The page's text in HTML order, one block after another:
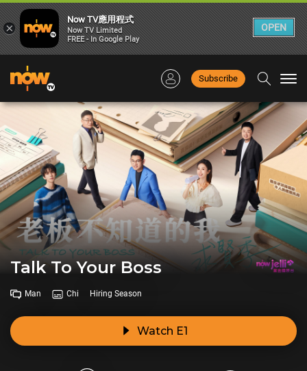
Subscribe
Talk To Your Boss
Man Chi Hiring Season
Watch E1
×
Now TV應用程式
Now TV Limited
FREE - In Google Play
OPEN